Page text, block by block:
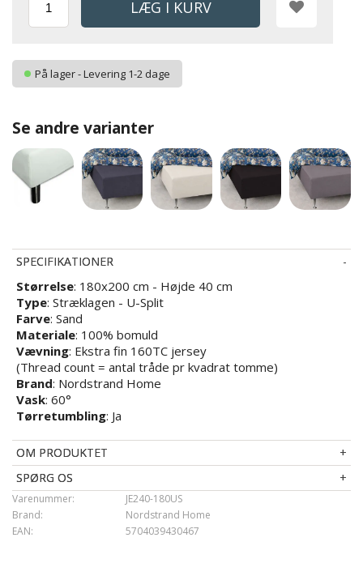
På lager - Levering 1-2 dage
Se andre varianter
SPECIFIKATIONER
Størrelse: 180x200 cm - Højde 40 cm
Type: Stræklagen - U-Split
Farve: Sand
Materiale: 100% bomuld
Vævning: Ekstra fin 160TC jersey
(Thread count = antal tråde pr kvadrat tomme)
Brand: Nordstrand Home
Vask: 60°
Tørretumbling: Ja
OM PRODUKTET
SPØRG OS
JE240-180US
Varenummer:
Nordstrand Home
Brand:
5704039430467
EAN: